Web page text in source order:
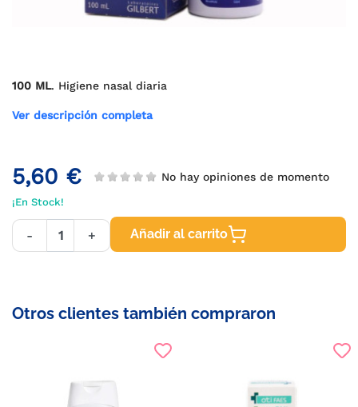
100 ML. Higiene nasal diaria
Ver descripción completa
5,60 € No hay opiniones de momento
¡En Stock!
- + Añadir al carrito
Otros clientes también compraron